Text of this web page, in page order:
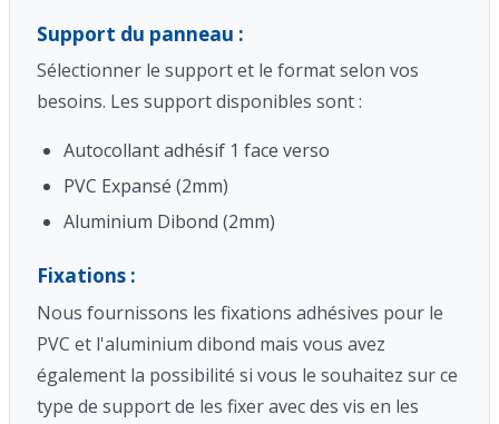
Support du panneau :
Sélectionner le support et le format selon vos
besoins. Les support disponibles sont :
Autocollant adhésif 1 face verso
PVC Expansé (2mm)
Aluminium Dibond (2mm)
Fixations :
Nous fournissons les fixations adhésives pour le
PVC et l'aluminium dibond mais vous avez
également la possibilité si vous le souhaitez sur ce
type de support de les fixer avec des vis en les